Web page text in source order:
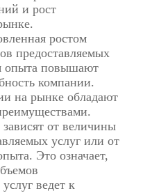
и рост
ростом
предоставляемых
опыта повышают
компании.
на рынке обладают
от величины
услуг или от
Это означает,
ведет к